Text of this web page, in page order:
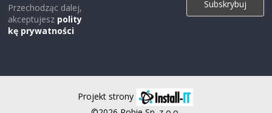
Przechodząc dalej,
akceptujesz polity
kę prywatności
Projekt strony